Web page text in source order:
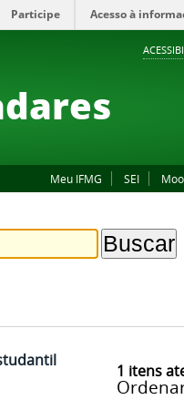
Participe Acesso à
Meu IFMG SEI
1 itens